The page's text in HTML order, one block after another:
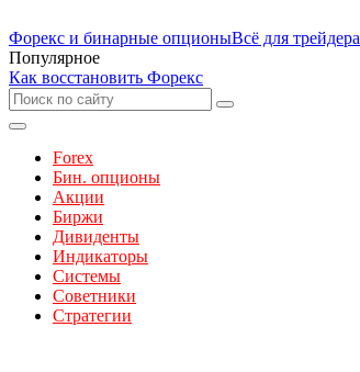
Форекс и бинарные опционыВсё для трейдера
Популярное
Как восстановить Форекс
Forex
Бин. опционы
Акции
Биржи
Дивиденты
Индикаторы
Системы
Советники
Стратегии